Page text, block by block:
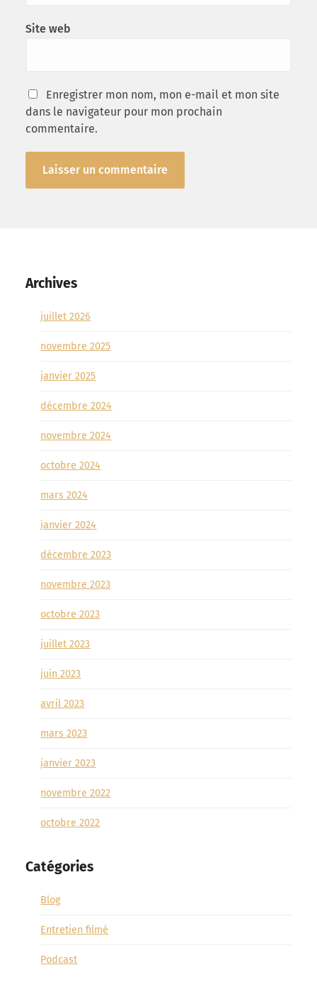
Site web
Enregistrer mon nom, mon e-mail et mon site
dans le navigateur pour mon prochain
commentaire.
Archives
juillet 2026
novembre 2025
janvier 2025
décembre 2024
novembre 2024
octobre 2024
mars 2024
janvier 2024
décembre 2023
novembre 2023
octobre 2023
juillet 2023
juin 2023
avril 2023
mars 2023
janvier 2023
novembre 2022
octobre 2022
Catégories
Blog
Entretien filmé
Podcast